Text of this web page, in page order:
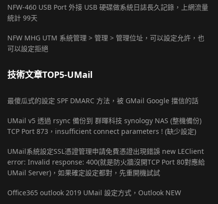
NFW-460 USB Port 外接 USB 硬碟做系統日誌長久記錄，上網流量
統計 99天
NFW MHG UTM 系統管理 > 管理 > 管理位址，可以設定允許，也
可以設定拒絕
技術文章TOP5-UMail
最傻瓜式的設定 SPF DMARC 方法，被 GMail Google 擋信的話
UMail v5 透過 rsync 備份到 群暉科技 synology NAS (整機備份)
TCP Port 873，insufficient connect parameters ! (缺少設定)
UMail系統設定SSL憑證管理申請免費憑證出現錯誤 new LEClient
error: Invalid response: 400(就是防火牆沒開TCP Port 80對應給
UMail Server)，如果確定設定都對，先重開機試試
Office365 outlook 2019 UMail 設定方式，Outlook NEW